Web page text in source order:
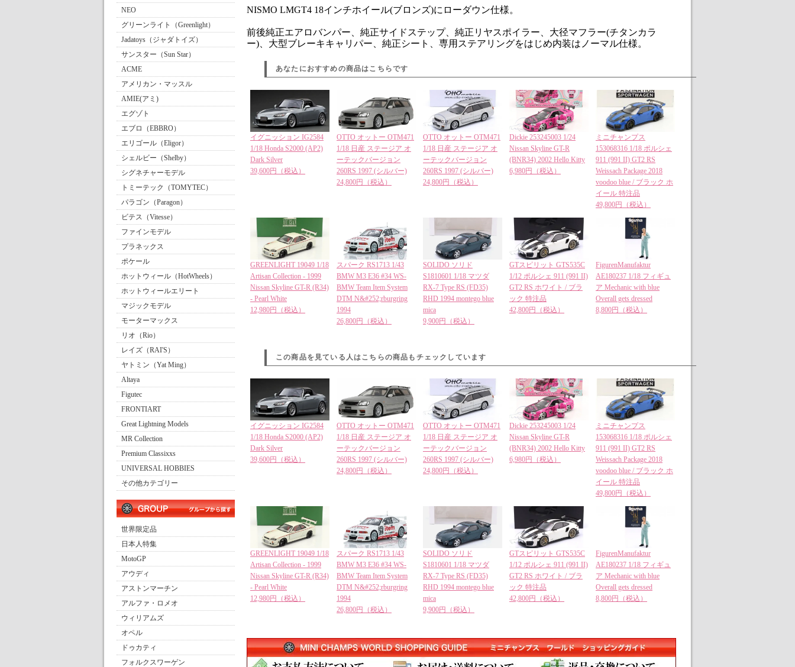
NEO
グリーンライト（Greenlight）
Jadatoys（ジャダトイズ）
サンスター（Sun Star）
ACME
アメリカン・マッスル
AMIE(アミ)
エグゾト
エブロ（EBBRO）
エリゴール（Eligor）
シェルビー（Shelby）
シグネチャーモデル
トミーテック（TOMYTEC）
パラゴン（Paragon）
ビテス（Vitesse）
ファインモデル
プラネックス
ポケール
ホットウィール（HotWheels）
ホットウィールエリート
マジックモデル
モーターマックス
リオ（Rio）
レイズ（RAI'S）
ヤトミン（Yat Ming）
Altaya
Figutec
FRONTIART
Great Lightning Models
MR Collection
Premium Classixxs
UNIVERSAL HOBBIES
その他カテゴリー
世界限定品
日本人特集
MotoGP
アウディ
アストンマーチン
アルファ・ロメオ
ウィリアムズ
オペル
ドゥカティ
フォルクスワーゲン
NISMO LMGT4 18インチホイール(ブロンズ)にローダウン仕様。
前後純正エアロバンパー、純正サイドステップ、純正リヤスポイラー、大径マフラー(チタンカラ
ー)、大型ブレーキキャリパー、純正シート、専用ステアリングをはじめ内装はノーマル仕様。
あなたにおすすめの商品はこちらです
イグニッション IG2584
1/18 Honda S2000 (AP2)
Dark Silver
39,600円（税込）
OTTO オットー OTM471
1/18 日産 ステージア オ
ーテックバージョン
260RS 1997 (シルバー)
24,800円（税込）
OTTO オットー OTM471
1/18 日産 ステージア オ
ーテックバージョン
260RS 1997 (シルバー)
24,800円（税込）
Dickie 253245003 1/24
Nissan Skyline GT-R
(BNR34) 2002 Hello Kitty
6,980円（税込）
ミニチャンプス
153068316 1/18 ポルシェ
911 (991 II) GT2 RS
Weissach Package 2018
voodoo blue / ブラック ホ
イール 特注品
49,800円（税込）
GREENLIGHT 19049 1/18
Artisan Collection - 1999
Nissan Skyline GT-R (R34)
- Pearl White
12,980円（税込）
スパーク RS1713 1/43
BMW M3 E36 #34 WS-
BMW Team Item System
DTM N&#252;rburgring
1994
26,800円（税込）
SOLIDO ソリド
S1810601 1/18 マツダ
RX-7 Type RS (FD35)
RHD 1994 montego blue
mica
9,900円（税込）
GTスピリット GTS535C
1/12 ポルシェ 911 (991 II)
GT2 RS ホワイト / ブラ
ック 特注品
42,800円（税込）
FigurenManufaktur
AE180237 1/18 フィギュ
ア Mechanic with blue
Overall gets dressed
8,800円（税込）
この商品を見ている人はこちらの商品もチェックしています
イグニッション IG2584
1/18 Honda S2000 (AP2)
Dark Silver
39,600円（税込）
OTTO オットー OTM471
1/18 日産 ステージア オ
ーテックバージョン
260RS 1997 (シルバー)
24,800円（税込）
OTTO オットー OTM471
1/18 日産 ステージア オ
ーテックバージョン
260RS 1997 (シルバー)
24,800円（税込）
Dickie 253245003 1/24
Nissan Skyline GT-R
(BNR34) 2002 Hello Kitty
6,980円（税込）
ミニチャンプス
153068316 1/18 ポルシェ
911 (991 II) GT2 RS
Weissach Package 2018
voodoo blue / ブラック ホ
イール 特注品
49,800円（税込）
GREENLIGHT 19049 1/18
Artisan Collection - 1999
Nissan Skyline GT-R (R34)
- Pearl White
12,980円（税込）
スパーク RS1713 1/43
BMW M3 E36 #34 WS-
BMW Team Item System
DTM N&#252;rburgring
1994
26,800円（税込）
SOLIDO ソリド
S1810601 1/18 マツダ
RX-7 Type RS (FD35)
RHD 1994 montego blue
mica
9,900円（税込）
GTスピリット GTS535C
1/12 ポルシェ 911 (991 II)
GT2 RS ホワイト / ブラ
ック 特注品
42,800円（税込）
FigurenManufaktur
AE180237 1/18 フィギュ
ア Mechanic with blue
Overall gets dressed
8,800円（税込）